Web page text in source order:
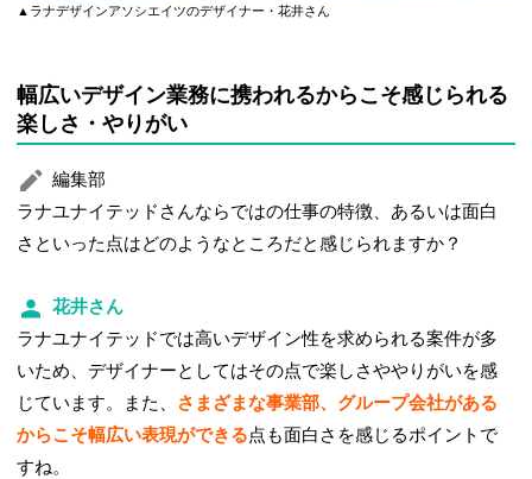
▲ラナデザインアソシエイツのデザイナー・花井さん
幅広いデザイン業務に携われるからこそ感じられる
楽しさ・やりがい
編集部
ラナユナイテッドさんならではの仕事の特徴、あるいは面白
さといった点はどのようなところだと感じられますか？
花井さん
ラナユナイテッドでは高いデザイン性を求められる案件が多
いため、デザイナーとしてはその点で楽しさややりがいを感
じています。また、
さまざまな事業部、グループ会社がある
からこそ幅広い表現ができる点も面白さを感じるポイントで
すね。